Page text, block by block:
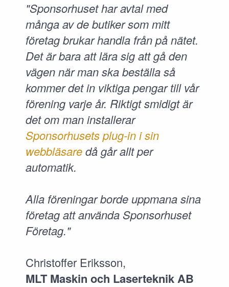
"Sponsorhuset har avtal med
många av de butiker som mitt
företag brukar handla från på nätet.
Det är bara att lära sig att gå den
vägen när man ska beställa så
kommer det in viktiga pengar till vår
förening varje år. Riktigt smidigt är
det om man installerar
Sponsorhusets plug-in i sin
webbläsaredå går allt per
automatik.
Alla föreningar borde uppmana sina
företag att använda Sponsorhuset
Företag."
Christoffer Eriksson,
MLT Maskin och Laserteknik AB